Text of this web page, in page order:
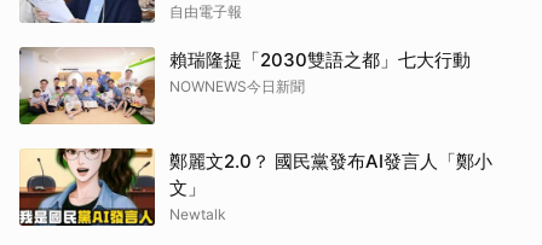
自由電子報
賴瑞隆提「2030雙語之都」七大行動
NOWNEWS今日新聞
鄭麗文2.0？ 國民黨發布AI發言人「鄭小
文」
Newtalk